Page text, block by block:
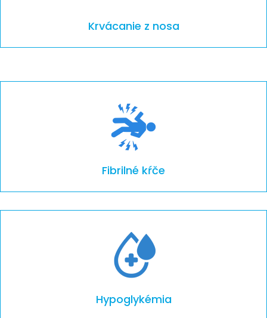
Krvácanie z nosa
Fibrilné kŕče
Hypoglykémia